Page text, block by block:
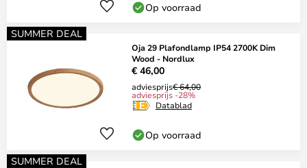
Op voorraad
SUMMER DEAL
Oja 29 Plafondlamp IP54 2700K Dim
Wood - Nordlux
€ 46,00
adviesprijs€ 64,00
adviesprijs -28%
Datablad
Op voorraad
SUMMER DEAL